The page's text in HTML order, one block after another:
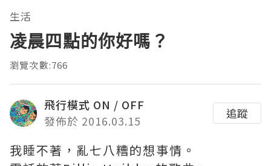
生活
凌晨四點的你好嗎？
瀏覽次數:766
飛行模式 ON / OFF
發佈於 2016.03.15
追蹤
我睡不著，亂七八糟的想事情。